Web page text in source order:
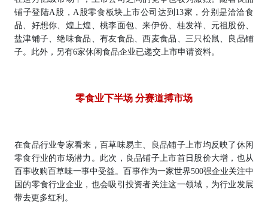
铺子登陆A股，A股零食板块上市公司达到13家，分别是洽洽食
品、好想你、煌上煌、桃李面包、来伊份、桂发祥、元祖股份、
盐津铺子、绝味食品、有友食品、西麦食品、三只松鼠、良品铺
子。此外，另有6家休闲食品企业已递交上市申请资料。
零食业下半场 分赛道搏市场
在食品行业专家看来，百草味易主、良品铺子上市均反映了休闲
零食行业的市场潜力。此次，良品铺子上市首日股价大增，也从
百事收购百草味一事中受益。百事作为一家世界500强企业关注中
国的零食行业企业，也会吸引投资者关注这一领域，为行业发展
带去更多红利。